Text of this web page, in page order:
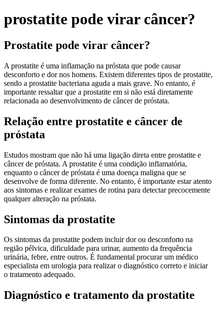
prostatite pode virar câncer?
Prostatite pode virar câncer?
A prostatite é uma inflamação na próstata que pode causar
desconforto e dor nos homens. Existem diferentes tipos de prostatite,
sendo a prostatite bacteriana aguda a mais grave. No entanto, é
importante ressaltar que a prostatite em si não está diretamente
relacionada ao desenvolvimento de câncer de próstata.
Relação entre prostatite e câncer de
próstata
Estudos mostram que não há uma ligação direta entre prostatite e
câncer de próstata. A prostatite é uma condição inflamatória,
enquanto o câncer de próstata é uma doença maligna que se
desenvolve de forma diferente. No entanto, é importante estar atento
aos sintomas e realizar exames de rotina para detectar precocemente
qualquer alteração na próstata.
Sintomas da prostatite
Os sintomas da prostatite podem incluir dor ou desconforto na
região pélvica, dificuldade para urinar, aumento da frequência
urinária, febre, entre outros. É fundamental procurar um médico
especialista em urologia para realizar o diagnóstico correto e iniciar
o tratamento adequado.
Diagnóstico e tratamento da prostatite